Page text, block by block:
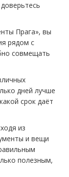
Прага», вы
рядом с
совмещать
дней лучше
срок даёт
из
и вещи
полезным,